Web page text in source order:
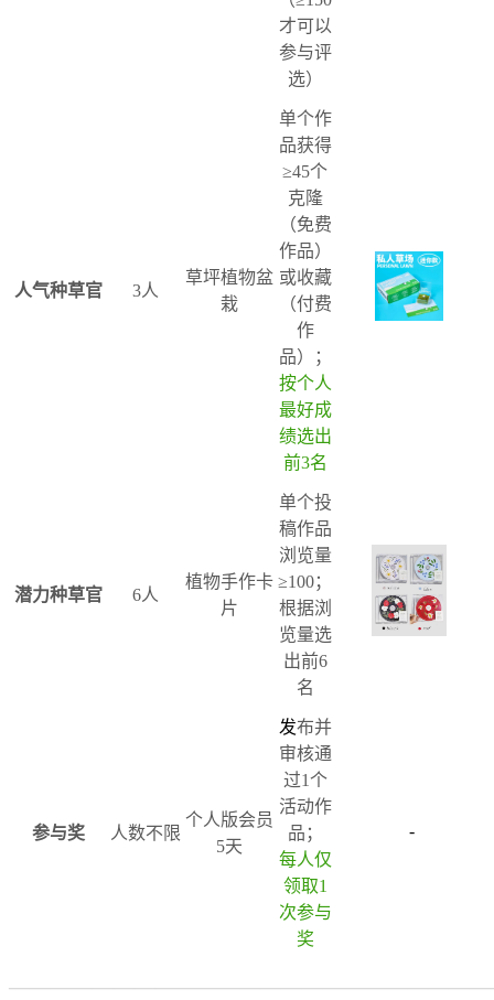
才可以
参与评
选）
人气种草官 3人
草坪植物盆
栽
单个作
品获得
≥45个
克隆
（免费
作品）
或收藏
（付费
作
品）；
按个人
最好成
绩选出
前3名
潜力种草官 6人
植物手作卡
片
单个投
稿作品
浏览量
≥100；
根据浏
览量选
出前6
名
参与奖 人数不限
个人版会员
5天
发布并
审核通
过1个
活动作
品；
每人仅
领取1
次参与
奖
-